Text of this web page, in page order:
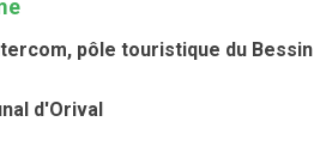
pôle touristique du Bessin
d'Orival